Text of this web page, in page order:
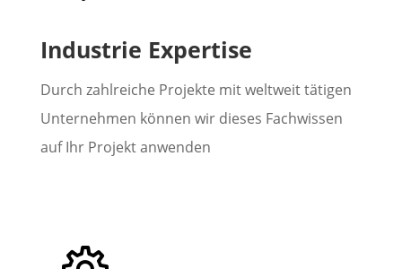
Industrie Expertise
Durch zahlreiche Projekte mit weltweit tätigen
Unternehmen können wir dieses Fachwissen
auf Ihr Projekt anwenden